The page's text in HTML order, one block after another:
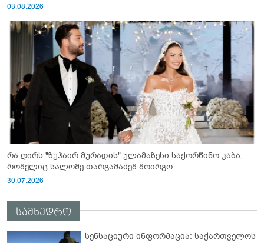
03.08.2026
რა ღირს "ზუჰაირ მურადის" ულამაზესი საქორწინო კაბა,
რომელიც სალომე თარგამაძემ მოირგო
30.07.2026
სამხედრო
სენსაციური ინფორმაცია: საქართველოს